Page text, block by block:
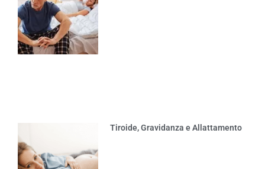
Tiroide, Gravidanza e Allattamento